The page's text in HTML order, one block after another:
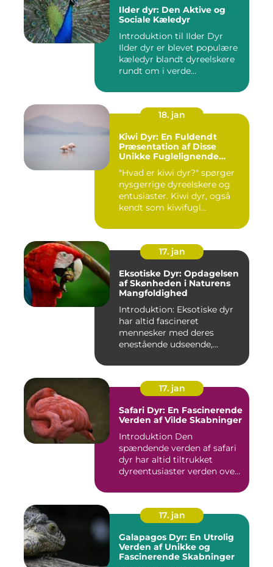
Ilder dyr: Den Aktive og
Sociale Kæledyr
Introduktion til Ilder Dyr
Ilder dyr er blevet populære
kæledyr blandt dyreelskere
rundt om i verde...
18. jan
Kiwi Dyr: En Fuldendt
Præsentation af Disse
Unikke Fuglelignende
"Hvad er kiwi dyr?" spørger
nysgerrige dyreelskere og
entusiaster. Kiwi dyr, også
kendt som kiwifugl...
17. jan
Eksotiske Dyr: Opdagelsen
af Skønheden i Naturens
Mangfoldighed
Introduktion: Eksotiske dyr
har altid fascineret
mennesker med deres
enestående udseende,
17. jan
Safari Dyr: En Fascinerende
Verden af Vilde Skabninger
Introduktion Den
spændende verden af safari
dyr har altid tiltrukket
dyreentusiaster verden over.
17. jan
Galapagos Dyr: En Utrolig
Verden af Unikke og
Fascinerende Skabninger